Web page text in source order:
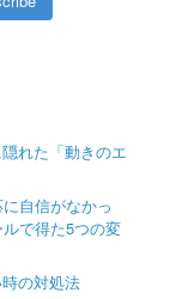
れた「動きのエ
自信がなかっ
で得た5つの変
の対処法